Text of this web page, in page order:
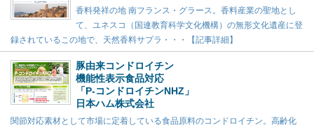
香料発祥の地 南フランス・グラース。香料産業の聖地とし
て、ユネスコ（国連教育科学文化機構）の無形文化遺産に登
録されているこの地で、天然香料サプラ・・・【記事詳細】
豚由来コンドロイチン
機能性表示食品対応
「P-コンドロイチンNHZ」
日本ハム株式会社
関節対応素材として市場に定着している食品原料のコンドロイチン。高齢化